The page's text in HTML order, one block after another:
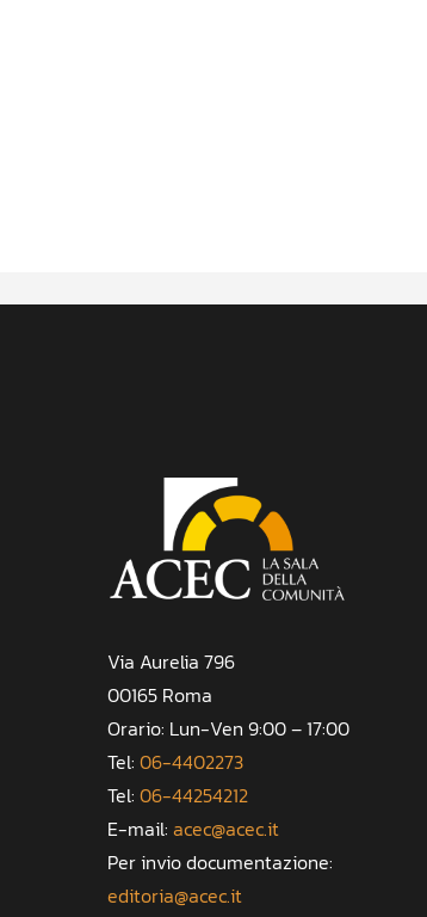
Via Aurelia 796
00165 Roma
Orario: Lun-Ven 9:00 – 17:00
Tel: 06-4402273
Tel: 06-44254212
E-mail: acec@acec.it
Per invio documentazione:
editoria@acec.it